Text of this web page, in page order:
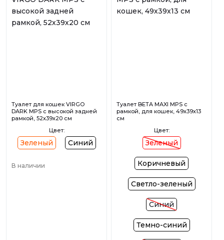
Туалет для кошек VIRGO
DARK MPS с высокой задней
рамкой, 52х39х20 см
Цвет:
Зеленый Синий
В наличии
Туалет BETA MAXI MPS с
рамкой, для кошек, 49х39х13
см
Цвет:
Зеленый
Коричневый
Светло-зеленый
Синий
Темно-синий